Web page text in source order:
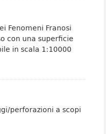
Fenomeni Franosi
con una superficie
in scala 1:10000
perforazioni a scopi